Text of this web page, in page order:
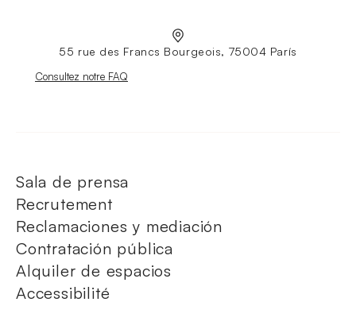
55 rue des Francs Bourgeois, 75004 París
Nouvelle fenêtre
Consultez notre FAQ
Sala de prensa
Recrutement
Reclamaciones y mediación
Contratación pública
Alquiler de espacios
Accessibilité